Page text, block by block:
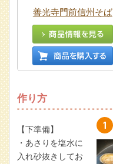
善光寺門前信州そば
作り方
【下準備】
・あさりを塩水に
入れ砂抜きしてお